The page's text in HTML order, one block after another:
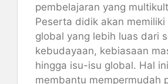
pembelajaran yang
Peserta didik akan
global yang lebih luas dari
kebudayaan, kebiasaan
hingga isu-isu global. Hal
membantu mempermudah